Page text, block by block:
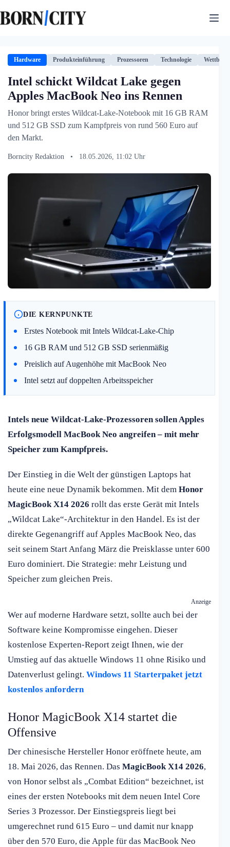
Inhalt
springen
Hardware Produkteinführung Prozessoren Technologie
Intel schickt Wildcat Lake gegen
Apples MacBook Neo ins Rennen
Honor bringt erstes Wildcat-Lake-Notebook mit 16 GB RAM
und 512 GB SSD zum Kampfpreis von rund 560 Euro auf
den Markt.
Borncity Redaktion • 18.05.2026, 11:02 Uhr
DIE KERNPUNKTE
Erstes Notebook mit Intels Wildcat-Lake-Chip
16 GB RAM und 512 GB SSD serienmäßig
Preislich auf Augenhöhe mit MacBook Neo
Intel setzt auf doppelten Arbeitsspeicher
Intels neue Wildcat-Lake-Prozessoren sollen Apples
Erfolgsmodell MacBook Neo angreifen – mit mehr
Speicher zum Kampfpreis.
Der Einstieg in die Welt der günstigen Laptops hat
heute eine neue Dynamik bekommen. Mit dem Honor
MagicBook X14 2026 rollt das erste Gerät mit Intels
„Wildcat Lake“-Architektur in den Handel. Es ist der
direkte Gegenangriff auf Apples MacBook Neo, das
seit seinem Start Anfang März die Preisklasse unter 600
Euro dominiert. Die Strategie: mehr Leistung und
Speicher zum gleichen Preis.
Anzeige
Wer auf moderne Hardware setzt, sollte auch bei der
Software keine Kompromisse eingehen. Dieser
kostenlose Experten-Report zeigt Ihnen, wie der
Umstieg auf das aktuelle Windows 11 ohne Risiko und
Datenverlust gelingt. Windows 11 Starterpaket jetzt
kostenlos anfordern
Honor MagicBook X14 startet die
Offensive
Der chinesische Hersteller Honor eröffnete heute, am
18. Mai 2026, das Rennen. Das MagicBook X14 2026,
von Honor selbst als „Combat Edition“ bezeichnet, ist
eines der ersten Notebooks mit dem neuen Intel Core
Series 3 Prozessor. Der Einstiegspreis liegt bei
umgerechnet rund 615 Euro – und damit nur knapp
über den 570 Euro, die Apple für das MacBook Neo